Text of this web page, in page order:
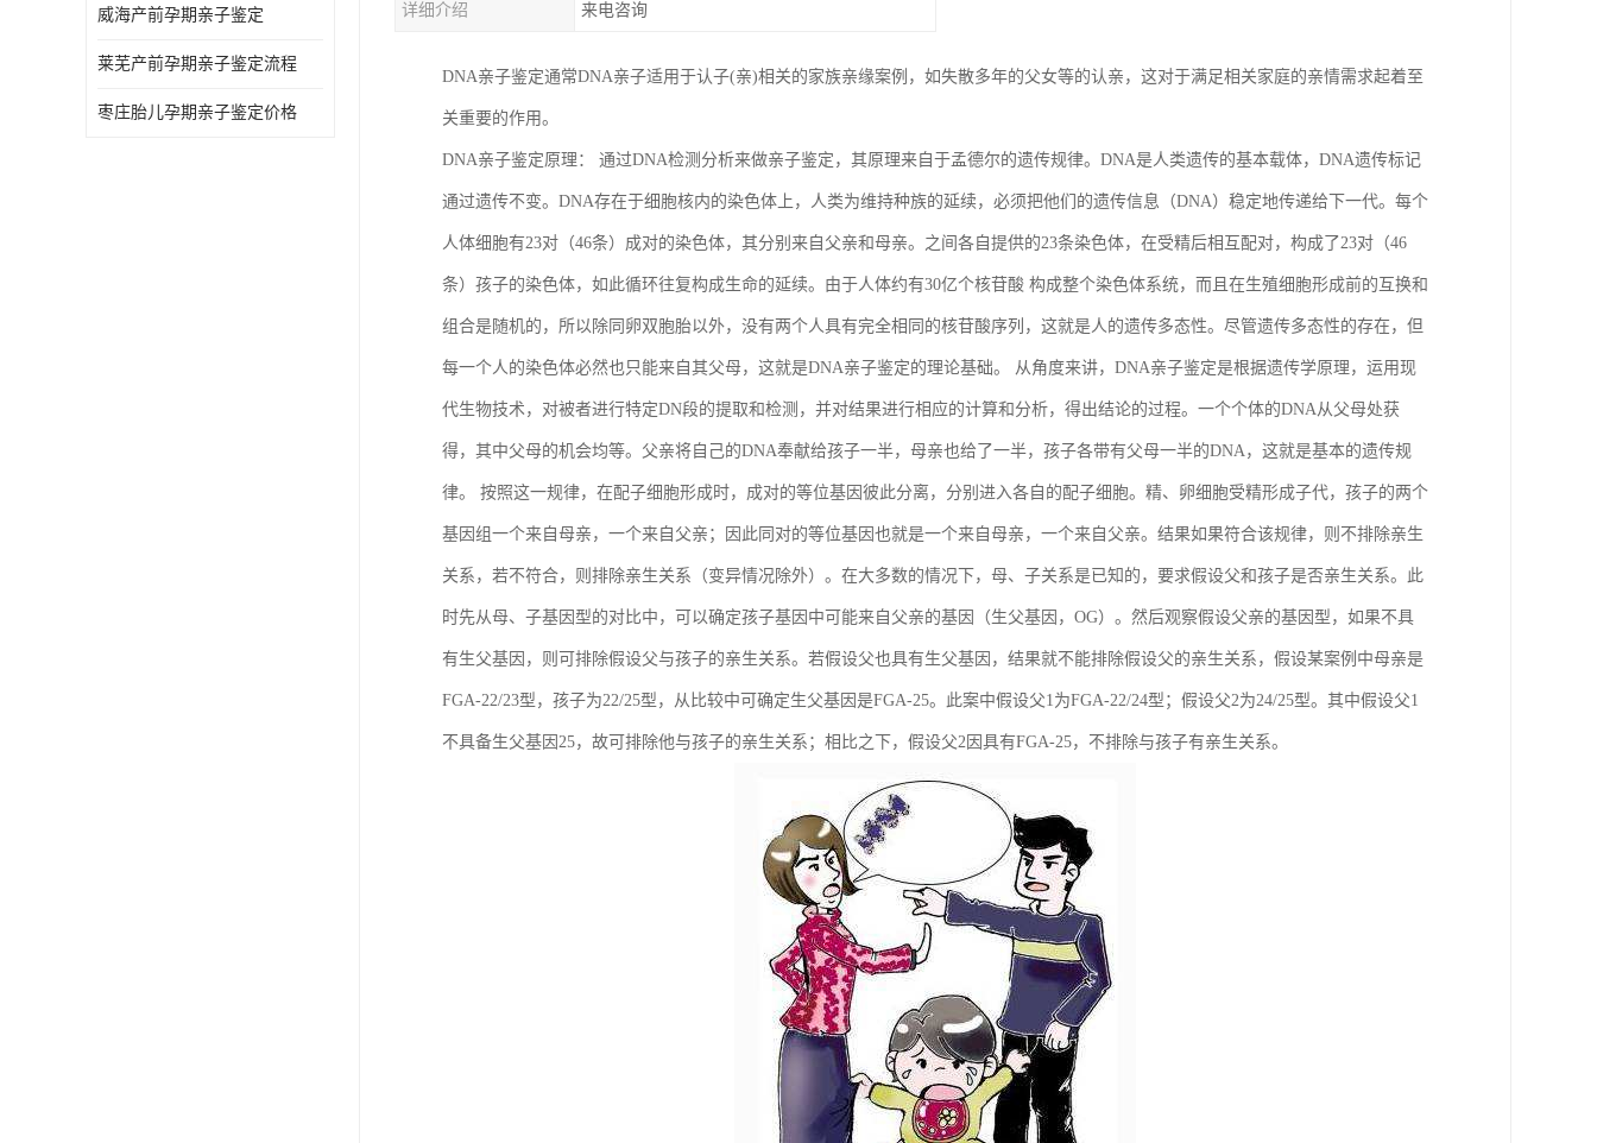
威海产前孕期亲子鉴定
莱芜产前孕期亲子鉴定流程
枣庄胎儿孕期亲子鉴定价格
详细介绍 来电咨询
DNA亲子鉴定通常DNA亲子适用于认子(亲)相关的家族亲缘案例，如失散多年的父女等的认亲，这对于满足相关家庭的亲情需求起着至
关重要的作用。
DNA亲子鉴定原理： 通过DNA检测分析来做亲子鉴定，其原理来自于孟德尔的遗传规律。DNA是人类遗传的基本载体，DNA遗传标记
通过遗传不变。DNA存在于细胞核内的染色体上，人类为维持种族的延续，必须把他们的遗传信息（DNA）稳定地传递给下一代。每个
人体细胞有23对（46条）成对的染色体，其分别来自父亲和母亲。之间各自提供的23条染色体，在受精后相互配对，构成了23对（46
条）孩子的染色体，如此循环往复构成生命的延续。由于人体约有30亿个核苷酸 构成整个染色体系统，而且在生殖细胞形成前的互换和
组合是随机的，所以除同卵双胞胎以外，没有两个人具有完全相同的核苷酸序列，这就是人的遗传多态性。尽管遗传多态性的存在，但
每一个人的染色体必然也只能来自其父母，这就是DNA亲子鉴定的理论基础。 从角度来讲，DNA亲子鉴定是根据遗传学原理，运用现
代生物技术，对被者进行特定DN段的提取和检测，并对结果进行相应的计算和分析，得出结论的过程。一个个体的DNA从父母处获
得，其中父母的机会均等。父亲将自己的DNA奉献给孩子一半，母亲也给了一半，孩子各带有父母一半的DNA，这就是基本的遗传规
律。 按照这一规律，在配子细胞形成时，成对的等位基因彼此分离，分别进入各自的配子细胞。精、卵细胞受精形成子代，孩子的两个
基因组一个来自母亲，一个来自父亲；因此同对的等位基因也就是一个来自母亲，一个来自父亲。结果如果符合该规律，则不排除亲生
关系，若不符合，则排除亲生关系（变异情况除外）。在大多数的情况下，母、子关系是已知的，要求假设父和孩子是否亲生关系。此
时先从母、子基因型的对比中，可以确定孩子基因中可能来自父亲的基因（生父基因，OG）。然后观察假设父亲的基因型，如果不具
有生父基因，则可排除假设父与孩子的亲生关系。若假设父也具有生父基因，结果就不能排除假设父的亲生关系，假设某案例中母亲是
FGA-22/23型，孩子为22/25型，从比较中可确定生父基因是FGA-25。此案中假设父1为FGA-22/24型；假设父2为24/25型。其中假设父1
不具备生父基因25，故可排除他与孩子的亲生关系；相比之下，假设父2因具有FGA-25，不排除与孩子有亲生关系。